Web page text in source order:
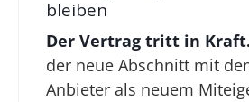
bleiben
Der Vertrag tritt in Kraft.
der neue Abschnitt mit
Anbieter als neuem